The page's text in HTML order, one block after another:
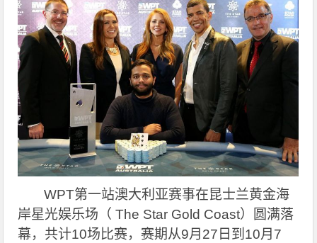
WPT第一站澳大利亚赛事在昆士兰黄金海
岸星光娱乐场（ The Star Gold Coast）圆满落
幕，共计10场比赛，赛期从9月27日到10月7